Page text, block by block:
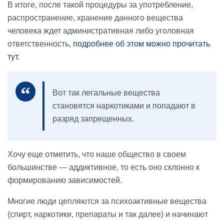
В итоге, после такой процедуры за употребление,
распространение, хранение данного вещества
человека ждет административная либо уголовная
ответственность, подробнее об этом можно прочитать
тут.
Вот так легальные вещества
становятся наркотиками и попадают в
разряд запрещенных.
Хочу еще отметить, что наше общество в своем
большинстве — аддиктивное, то есть оно склонно к
формированию зависимостей.
Многие люди цепляются за психоактивные вещества
(спирт, наркотики, препараты и так далее) и начинают